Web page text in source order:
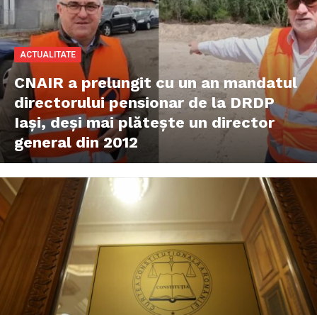
ACTUALITATE
CNAIR a prelungit cu un an mandatul
directorului pensionar de la DRDP
Iași, deși mai plătește un director
general din 2012